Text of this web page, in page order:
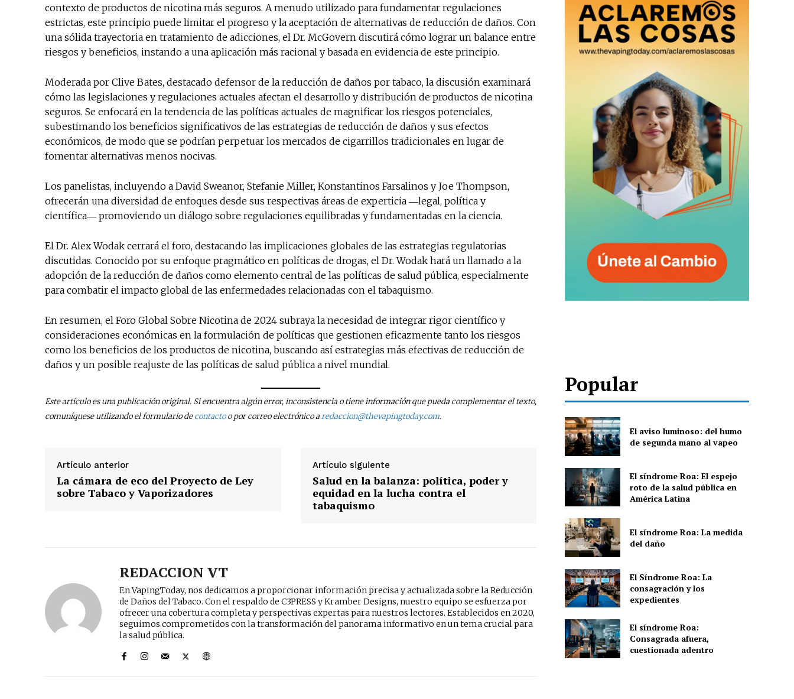
contexto de productos de nicotina más seguros. A menudo utilizado para fundamentar regulaciones
estrictas, este principio puede limitar el progreso y la aceptación de alternativas de reducción de daños. Con
una sólida trayectoria en tratamiento de adicciones, el Dr. McGovern discutirá cómo lograr un balance entre
riesgos y beneficios, instando a una aplicación más racional y basada en evidencia de este principio.
Moderada por Clive Bates, destacado defensor de la reducción de daños por tabaco, la discusión examinará
cómo las legislaciones y regulaciones actuales afectan el desarrollo y distribución de productos de nicotina
seguros. Se enfocará en la tendencia de las políticas actuales de magnificar los riesgos potenciales,
subestimando los beneficios significativos de las estrategias de reducción de daños y sus efectos
económicos, de modo que se podrían perpetuar los mercados de cigarrillos tradicionales en lugar de
fomentar alternativas menos nocivas.
Los panelistas, incluyendo a David Sweanor, Stefanie Miller, Konstantinos Farsalinos y Joe Thompson,
ofrecerán una diversidad de enfoques desde sus respectivas áreas de experticia ―legal, política y
científica― promoviendo un diálogo sobre regulaciones equilibradas y fundamentadas en la ciencia.
El Dr. Alex Wodak cerrará el foro, destacando las implicaciones globales de las estrategias regulatorias
discutidas. Conocido por su enfoque pragmático en políticas de drogas, el Dr. Wodak hará un llamado a la
adopción de la reducción de daños como elemento central de las políticas de salud pública, especialmente
para combatir el impacto global de las enfermedades relacionadas con el tabaquismo.
En resumen, el Foro Global Sobre Nicotina de 2024 subraya la necesidad de integrar rigor científico y
consideraciones económicas en la formulación de políticas que gestionen eficazmente tanto los riesgos
como los beneficios de los productos de nicotina, buscando así estrategias más efectivas de reducción de
daños y un posible reajuste de las políticas de salud pública a nivel mundial.
Este artículo es una publicación original. Si encuentra algún error, inconsistencia o tiene información que pueda complementar el texto,
comuníquese utilizando el formulario decontactoo por correo electrónico aredaccion@thevapingtoday.com.
Artículo anterior
La cámara de eco del Proyecto de Ley
sobre Tabaco y Vaporizadores
Artículo siguiente
Salud en la balanza: política, poder y
equidad en la lucha contra el
tabaquismo
REDACCION VT
En VapingToday, nos dedicamos a proporcionar información precisa y actualizada sobre la Reducción
de Daños del Tabaco. Con el respaldo de C3PRESS y Kramber Designs, nuestro equipo se esfuerza por
ofrecer una cobertura completa y perspectivas expertas para nuestros lectores. Establecidos en 2020,
seguimos comprometidos con la transformación del panorama informativo en un tema crucial para
la salud pública.
Popular
El aviso luminoso: del humo
de segunda mano al vapeo
El síndrome Roa: El espejo
roto de la salud pública en
América Latina
El síndrome Roa: La medida
del daño
El Síndrome Roa: La
consagración y los
expedientes
El síndrome Roa:
Consagrada afuera,
cuestionada adentro